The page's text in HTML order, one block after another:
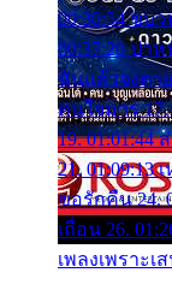
00:30:54 ขบว
00:37:20 ปาห
ฉันแล้วจงตาย
คนใจมาร 17.
19. 01:01:44
21. 01:09:13
ขอรักคืน 24.
เถื่อน 26.
เพลงเพราะเ